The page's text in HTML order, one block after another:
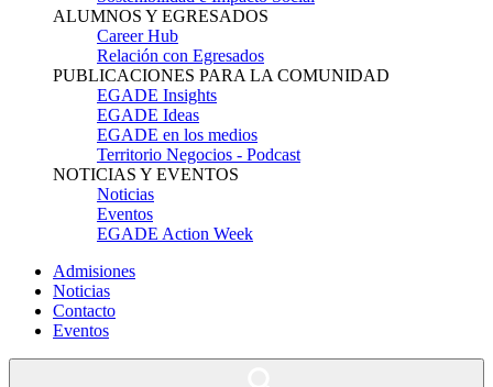
ALUMNOS Y EGRESADOS
Career Hub
Relación con Egresados
PUBLICACIONES PARA LA COMUNIDAD
EGADE Insights
EGADE Ideas
EGADE en los medios
Territorio Negocios - Podcast
NOTICIAS Y EVENTOS
Noticias
Eventos
EGADE Action Week
Admisiones
Noticias
Contacto
Eventos